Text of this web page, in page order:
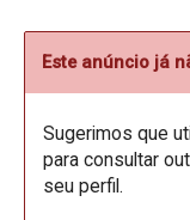
Este anúncio já
Sugerimos que
para consultar
seu perfil.